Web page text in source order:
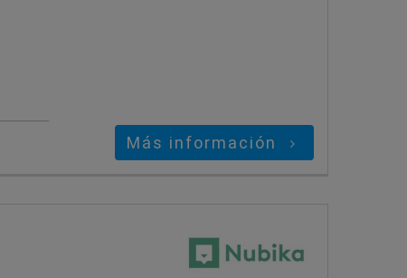
Más información